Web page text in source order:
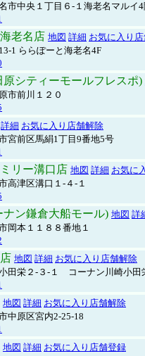
市中央１丁目６-１海老名マルイ
老名店 地図 詳細 お気に入り
1 ららぽーと海老名4F
原シティーモールフレスポ)
市前川１２０
詳細 お気に入り店舗解除
宮前区馬絹1丁目9番地5号
リー溝口店 地図 詳細 お気に
高津区溝口１-４-１
ナン鎌倉大船モール) 地図 詳
岡本１１８８番地１
地図 詳細 お気に入り店舗解除
田栄２‐３‐１ コーナン川崎小田
地図 詳細 お気に入り店舗解除
中原区宮内2-25-18
地図 詳細 お気に入り店舗登録